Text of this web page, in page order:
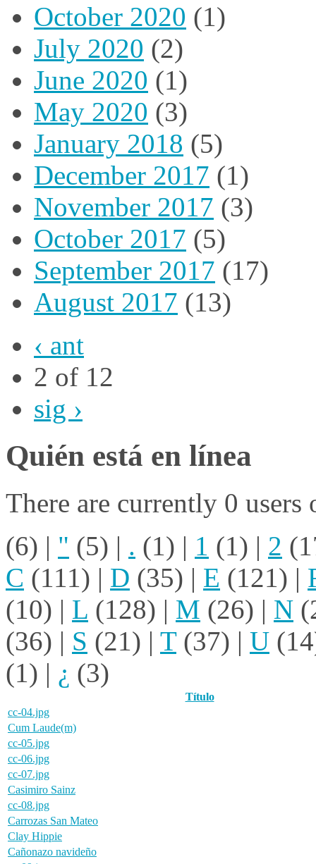
October 2020 (1)
July 2020 (2)
June 2020 (1)
May 2020 (3)
January 2018 (5)
December 2017 (1)
November 2017 (3)
October 2017 (5)
September 2017 (17)
August 2017 (13)
‹ ant
2 of 12
sig ›
Quién está en línea
There are currently 0 users
(6) | " (5) | . (1) | 1 (1) | 2
C (111) | D (35) | E (121) |
(10) | L (128) | M (26) | N
(36) | S (21) | T(37) | U
(1) | ¿ (3)
Título
cc-04.jpg
Cum Laude(m)
cc-05.jpg
cc-06.jpg
cc-07.jpg
Casimiro Sainz
cc-08.jpg
Carrozas San Mateo
Clay Hippie
Cañonazo navideño